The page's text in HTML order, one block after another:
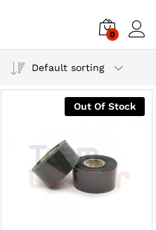
0
Default sorting
Out Of Stock